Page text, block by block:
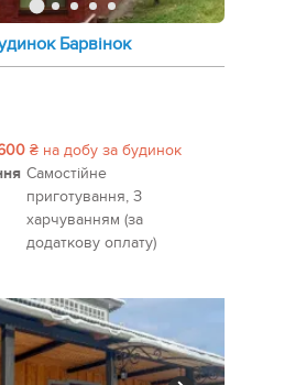
Барвінок
₴ на добу за будинок
Самостійне
приготування, З
харчуванням (за
додаткову оплату)